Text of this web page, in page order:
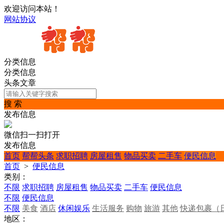
欢迎访问本站！
网站协议
分类信息
分类信息
头条文章
搜 索
发布信息
微信扫一扫打开
发布信息
首页 帮帮头条 求职招聘 房屋租售 物品买卖 二手车 便民信息
首页 > 便民信息
类别：
不限 求职招聘 房屋租售 物品买卖 二手车 便民信息
不限 便民信息
不限 美食 酒店 休闲娱乐 生活服务 购物 旅游 其他 快递包裹（
地区：